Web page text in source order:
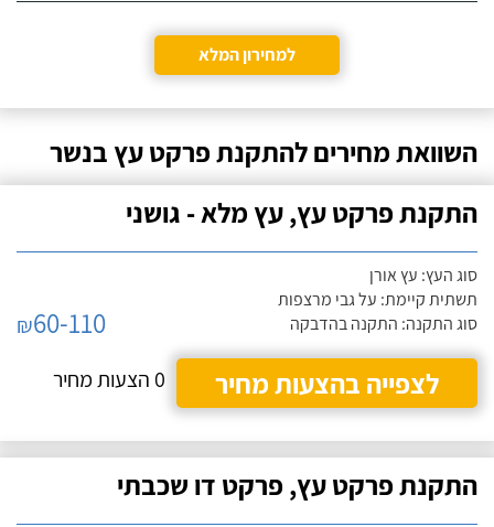
למחירון המלא
השוואת מחירים להתקנת פרקט עץ בנשר
התקנת פרקט עץ, עץ מלא - גושני
סוג העץ: עץ אורן
תשתית קיימת: על גבי מרצפות
סוג התקנה: התקנה בהדבקה
₪60-110
לצפייה בהצעות מחיר
0 הצעות מחיר
התקנת פרקט עץ, פרקט דו שכבתי